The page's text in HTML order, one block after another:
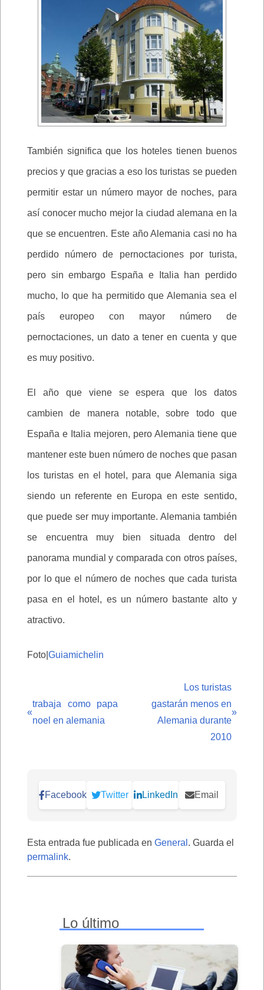
También significa que los hoteles tienen buenos
precios y que gracias a eso los turistas se pueden
permitir estar un número mayor de noches, para
así conocer mucho mejor la ciudad alemana en la
que se encuentren. Este año Alemania casi no ha
perdido número de pernoctaciones por turista,
pero sin embargo España e Italia han perdido
mucho, lo que ha permitido que Alemania sea el
país europeo con mayor número de
pernoctaciones, un dato a tener en cuenta y que
es muy positivo.
El año que viene se espera que los datos
cambien de manera notable, sobre todo que
España e Italia mejoren, pero Alemania tiene que
mantener este buen número de noches que pasan
los turistas en el hotel, para que Alemania siga
siendo un referente en Europa en este sentido,
que puede ser muy importante. Alemania también
se encuentra muy bien situada dentro del
panorama mundial y comparada con otros países,
por lo que el número de noches que cada turista
pasa en el hotel, es un número bastante alto y
atractivo.
Foto| Guiamichelin
«
trabaja como papa
noel en alemania
Los turistas
gastarán menos en
Alemania durante
2010
»
Facebook Twitter LinkedIn Email
Esta entrada fue publicada en General . Guarda el
permalink.
Lo último